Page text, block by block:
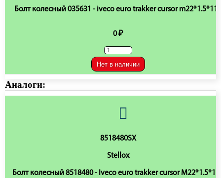
Болт колесный 035631 - iveco euro trakker cursor m22*1.5*119
0 ₽
Нет в наличии
Аналоги:
8518480SX
Stellox
Болт колесный 8518480 - Iveco euro trakker cursor